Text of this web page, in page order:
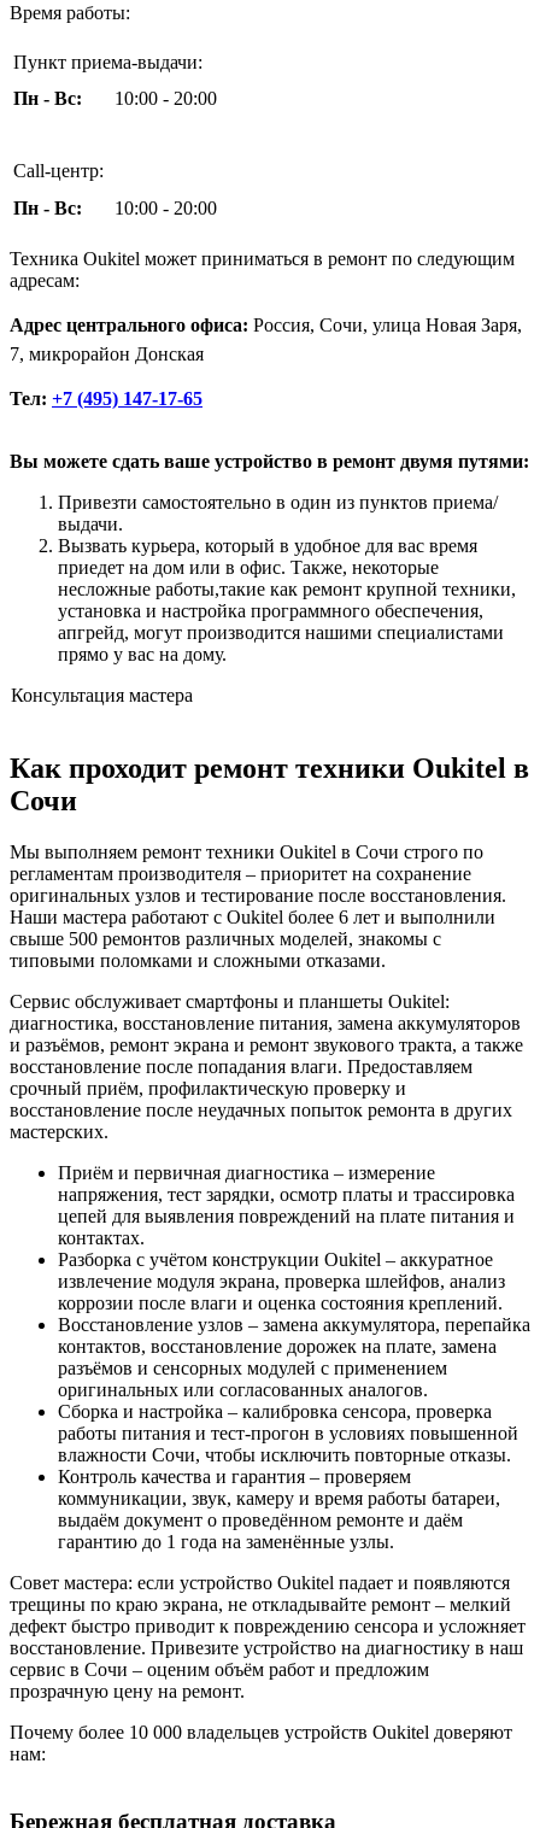
Время работы:
Пункт приема-выдачи:
Пн - Вс:
10:00 - 20:00
Call-центр:
Пн - Вс:
10:00 - 20:00
Техника Oukitel может приниматься в ремонт по следующим
адресам:
Адрес центрального офиса: Россия, Сочи, улица Новая Заря,
7, микрорайон Донская
Тел: +7 (495) 147-17-65
Вы можете сдать ваше устройство в ремонт двумя путями:
Привезти самостоятельно в один из пунктов приема/
выдачи.
Вызвать курьера, который в удобное для вас время
приедет на дом или в офис. Также, некоторые
несложные работы,такие как ремонт крупной техники,
установка и настройка программного обеспечения,
апгрейд, могут производится нашими специалистами
прямо у вас на дому.
Консультация мастера
Как проходит ремонт техники Oukitel в
Сочи
Мы выполняем ремонт техники Oukitel в Сочи строго по
регламентам производителя – приоритет на сохранение
оригинальных узлов и тестирование после восстановления.
Наши мастера работают с Oukitel более 6 лет и выполнили
свыше 500 ремонтов различных моделей, знакомы с
типовыми поломками и сложными отказами.
Сервис обслуживает смартфоны и планшеты Oukitel:
диагностика, восстановление питания, замена аккумуляторов
и разъёмов, ремонт экрана и ремонт звукового тракта, а также
восстановление после попадания влаги. Предоставляем
срочный приём, профилактическую проверку и
восстановление после неудачных попыток ремонта в других
мастерских.
Приём и первичная диагностика – измерение
напряжения, тест зарядки, осмотр платы и трассировка
цепей для выявления повреждений на плате питания и
контактах.
Разборка с учётом конструкции Oukitel – аккуратное
извлечение модуля экрана, проверка шлейфов, анализ
коррозии после влаги и оценка состояния креплений.
Восстановление узлов – замена аккумулятора, перепайка
контактов, восстановление дорожек на плате, замена
разъёмов и сенсорных модулей с применением
оригинальных или согласованных аналогов.
Сборка и настройка – калибровка сенсора, проверка
работы питания и тест-прогон в условиях повышенной
влажности Сочи, чтобы исключить повторные отказы.
Контроль качества и гарантия – проверяем
коммуникации, звук, камеру и время работы батареи,
выдаём документ о проведённом ремонте и даём
гарантию до 1 года на заменённые узлы.
Совет мастера: если устройство Oukitel падает и появляются
трещины по краю экрана, не откладывайте ремонт – мелкий
дефект быстро приводит к повреждению сенсора и усложняет
восстановление. Привезите устройство на диагностику в наш
сервис в Сочи – оценим объём работ и предложим
прозрачную цену на ремонт.
Почему более 10 000 владельцев устройств Oukitel доверяют
нам:
Бережная бесплатная доставка